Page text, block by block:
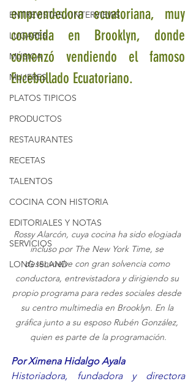
ENTREVISTAS / INTERVIEWS
LUGARES
MÚSICA
MUJERES
PLATOS TIPICOS
PRODUCTOS
RESTAURANTES
RECETAS
TALENTOS
COCINA CON HISTORIA
EDITORIALES Y NOTAS
SERVICIOS
LONG ISLAND
emprendedora ecuatoriana, muy
conocida en Brooklyn, donde
comenzó vendiendo el famoso
Encebollado Ecuatoriano.
Rossy Alarcón, cuya cocina ha sido elogiada
incluso por The New York Time, se
desenvuelve con gran solvencia como
conductora, entrevistadora y dirigiendo su
propio programa para redes sociales desde
su centro multimedia en Brooklyn. En la
gráfica junto a su esposo Rubén González,
quien es parte de la programación.
Por Ximena Hidalgo Ayala
Historiadora, fundadora y directora